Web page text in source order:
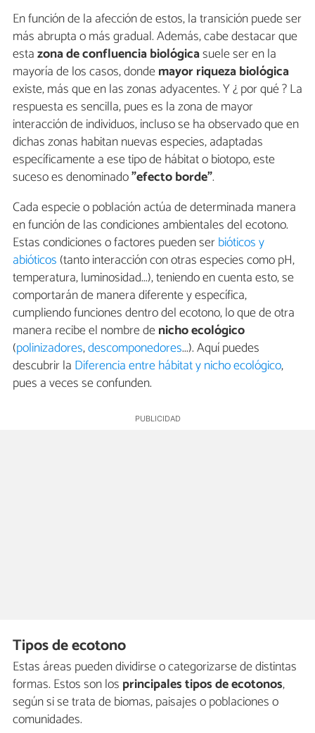
En función de la afección de estos, la transición puede ser
más abrupta o más gradual. Además, cabe destacar que
estazona de confluencia biológicasuele ser en la
mayoría de los casos, dondemayor riqueza biológica
existe, más que en las zonas adyacentes. Y ¿ por qué ? La
respuesta es sencilla, pues es la zona de mayor
interacción de individuos, incluso se ha observado que en
dichas zonas habitan nuevas especies, adaptadas
específicamente a ese tipo de hábitat o biotopo, este
suceso es denominado"efecto borde".
Cada especie o población actúa de determinada manera
en función de las condiciones ambientales del ecotono.
Estas condiciones o factores pueden serbióticos y
abióticos (tanto interacción con otras especies como pH,
temperatura, luminosidad...), teniendo en cuenta esto, se
comportarán de manera diferente y específica,
cumpliendo funciones dentro del ecotono, lo que de otra
manera recibe el nombre denicho ecológico
(polinizadores,descomponedores...). Aquí puedes
descubrir la Diferencia entre hábitat y nicho ecológico,
pues a veces se confunden.
Tipos de ecotono
Estas áreas pueden dividirse o categorizarse de distintas
formas. Estos son los principalestipos de ecotonos,
según si se trata de biomas, paisajes o poblaciones o
comunidades.